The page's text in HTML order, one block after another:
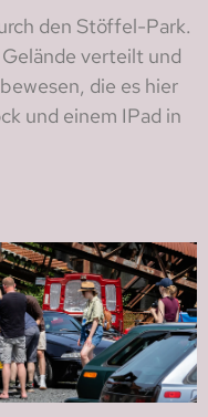
den Stöffel-Park.
verteilt und
die es hier
und einem IPad in